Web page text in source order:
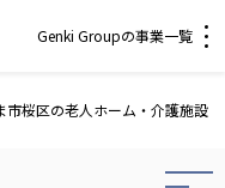
Genki Groupの事業一覧
市桜区の老人ホーム・介護施設